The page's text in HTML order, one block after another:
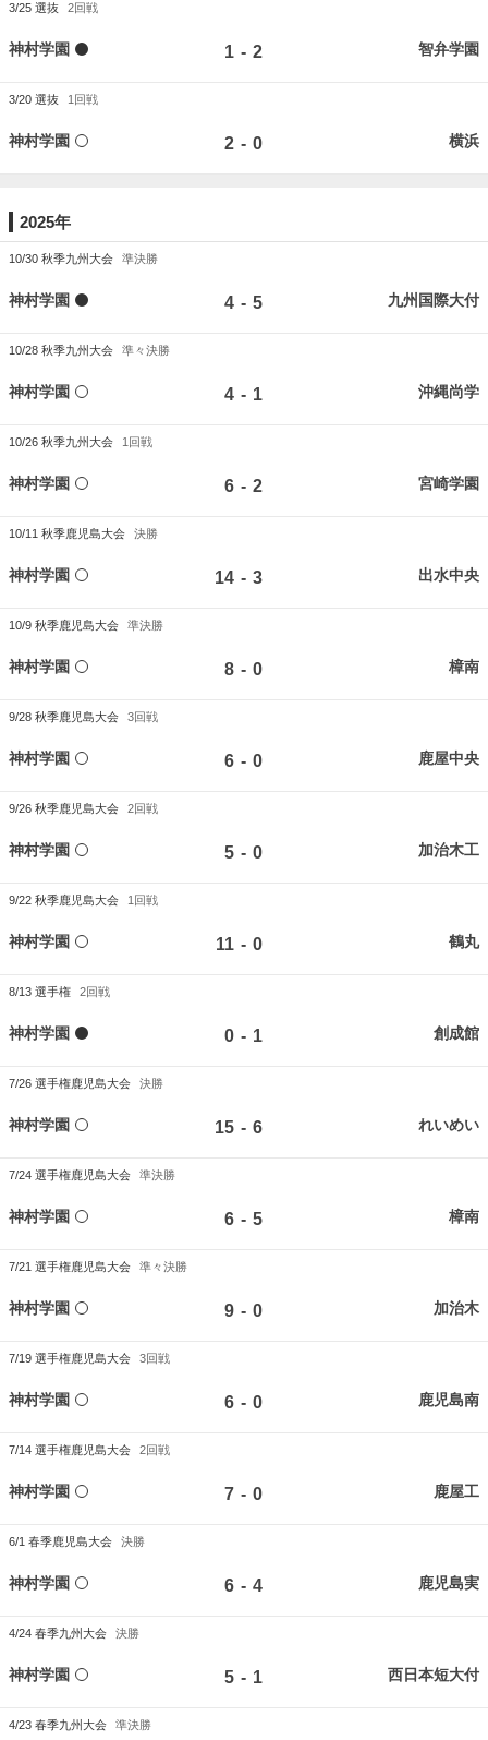
3/25 選抜 2回戦
神村学園 1 - 2 智弁学園
3/20 選抜 1回戦
神村学園 2 - 0 横浜
2025年
10/30 秋季九州大会 準決勝
神村学園 4 - 5 九州国際大付
10/28 秋季九州大会 準々決勝
神村学園 4 - 1 沖縄尚学
10/26 秋季九州大会 1回戦
神村学園 6 - 2 宮崎学園
10/11 秋季鹿児島大会 決勝
神村学園 14 - 3 出水中央
10/9 秋季鹿児島大会 準決勝
神村学園 8 - 0 樟南
9/28 秋季鹿児島大会 3回戦
神村学園 6 - 0 鹿屋中央
9/26 秋季鹿児島大会 2回戦
神村学園 5 - 0 加治木工
9/22 秋季鹿児島大会 1回戦
神村学園 11 - 0 鶴丸
8/13 選手権 2回戦
神村学園 0 - 1 創成館
7/26 選手権鹿児島大会 決勝
神村学園 15 - 6 れいめい
7/24 選手権鹿児島大会 準決勝
神村学園 6 - 5 樟南
7/21 選手権鹿児島大会 準々決勝
神村学園 9 - 0 加治木
7/19 選手権鹿児島大会 3回戦
神村学園 6 - 0 鹿児島南
7/14 選手権鹿児島大会 2回戦
神村学園 7 - 0 鹿屋工
6/1 春季鹿児島大会 決勝
神村学園 6 - 4 鹿児島実
4/24 春季九州大会 決勝
神村学園 5 - 1 西日本短大付
4/23 春季九州大会 準決勝